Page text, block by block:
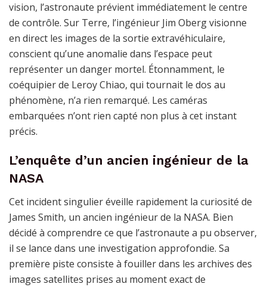
vision, l’astronaute prévient immédiatement le centre
de contrôle. Sur Terre, l’ingénieur Jim Oberg visionne
en direct les images de la sortie extravéhiculaire,
conscient qu’une anomalie dans l’espace peut
représenter un danger mortel. Étonnamment, le
coéquipier de Leroy Chiao, qui tournait le dos au
phénomène, n’a rien remarqué. Les caméras
embarquées n’ont rien capté non plus à cet instant
précis.
L’enquête d’un ancien ingénieur de la
NASA
Cet incident singulier éveille rapidement la curiosité de
James Smith, un ancien ingénieur de la NASA. Bien
décidé à comprendre ce que l’astronaute a pu observer,
il se lance dans une investigation approfondie. Sa
première piste consiste à fouiller dans les archives des
images satellites prises au moment exact de